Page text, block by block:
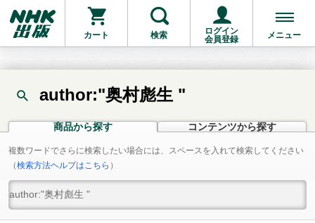
カート 検索
ログイン
会員登録
メニュー
author:"奥村彪生 "
商品から探す コンテンツから探す
複数ワードでさらに検索したい場合には、スペースを入れて検索してください
（検索方法ヘルプはこちら ）